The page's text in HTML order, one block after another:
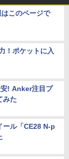
このページで
！ポケットに入
! Anker注目プ
みた
ール「CE28 N-p